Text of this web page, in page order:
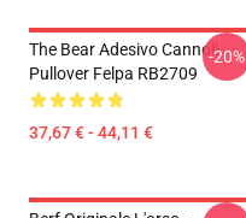
The Bear Adesivo Cannoli
Pullover Felpa RB2709
37,67 € - 44,11 €
-20%